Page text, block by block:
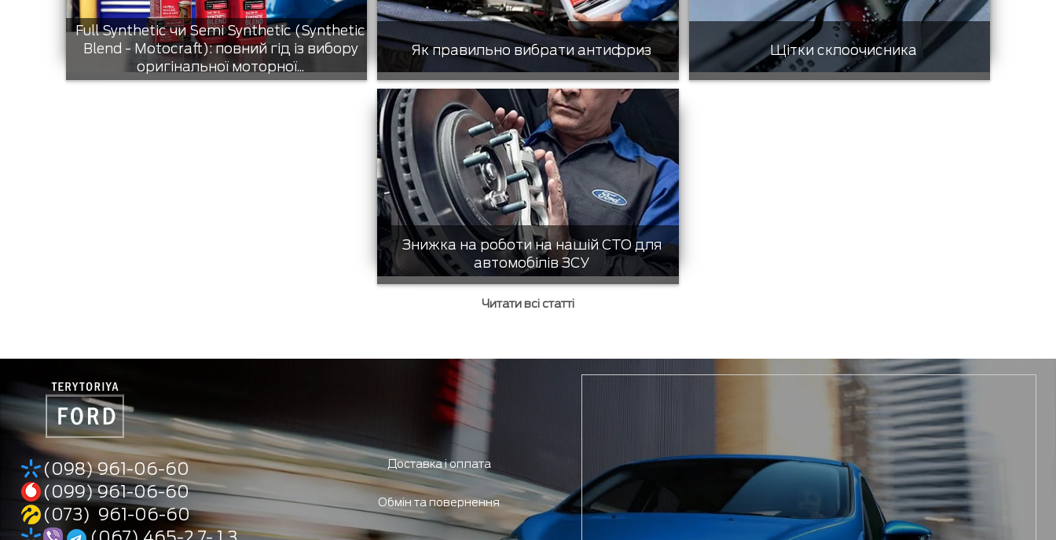
Full Synthetic чи Semi Synthetic (Synthetic
Blend - Motocraft): повний гід із вибору
оригінальної моторної...
Як правильно вибрати антифриз Щітки склоочисника
Знижка на роботи на нашій СТО для
автомобілів ЗСУ
Читати всі статті
(098) 961-06-60
(099) 961-06-60
(073) 961-06-60
Доставка і оплата
Обмін та повернення